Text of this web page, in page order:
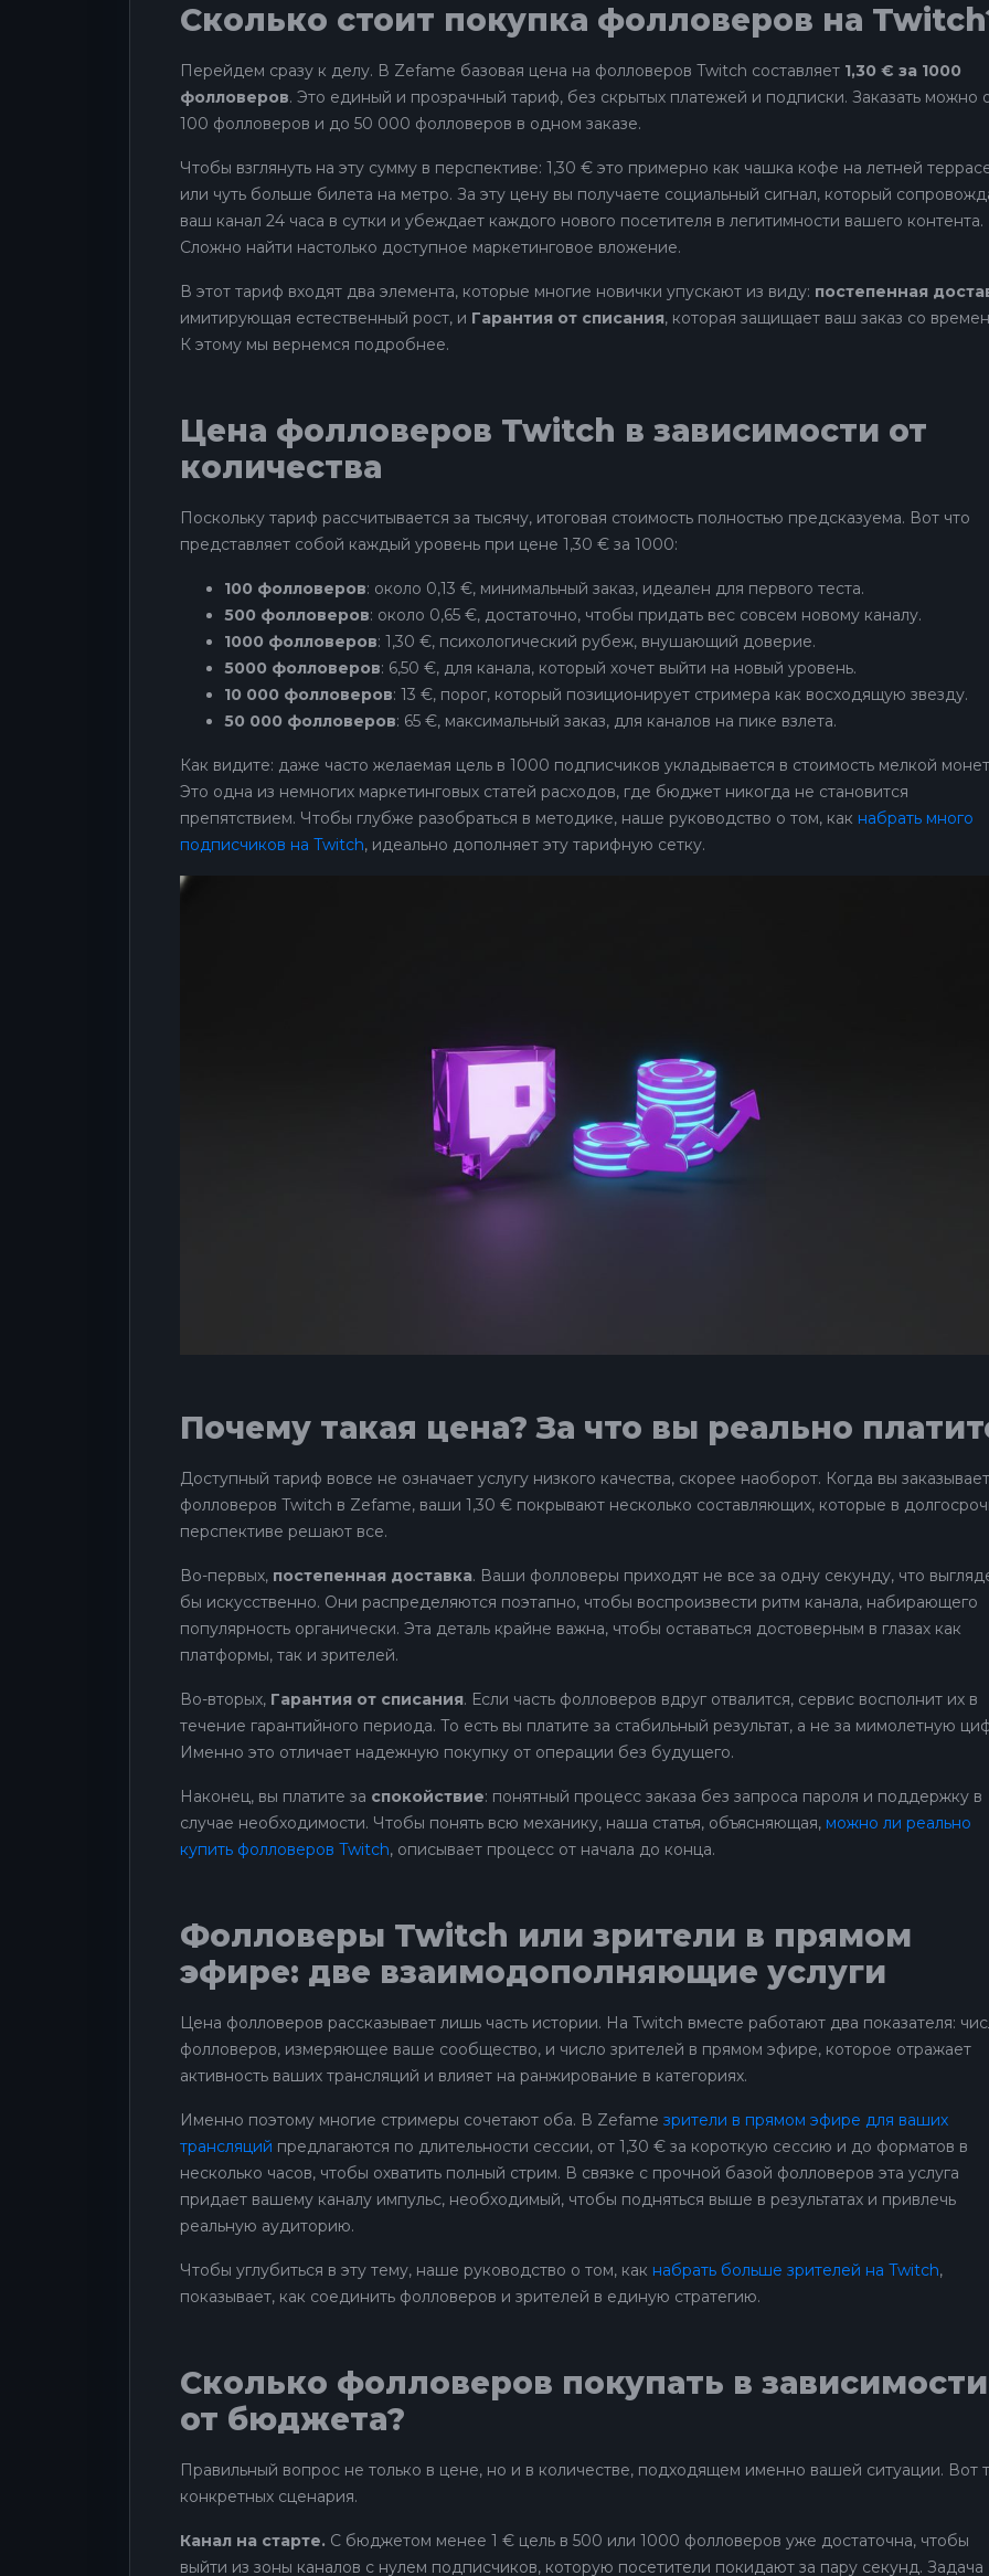
Сколько стоит покупка фолловеров на
Перейдем сразу к делу. В Zefame базовая цена на фолловеров Twitch составляет 1,30 € за 1000
фолловеров. Это единый и прозрачный тариф, без скрытых платежей и подписки. Заказать можно
100 фолловеров и до 50 000 фолловеров в одном заказе.
Чтобы взглянуть на эту сумму в перспективе: 1,30 € это примерно как чашка кофе на летней
или чуть больше билета на метро. За эту цену вы получаете социальный сигнал, который
ваш канал 24 часа в сутки и убеждает каждого нового посетителя в легитимности вашего контента.
Сложно найти настолько доступное маркетинговое вложение.
В этот тариф входят два элемента, которые многие новички упускают из виду: постепенная
имитирующая естественный рост, и Гарантия от списания, которая защищает ваш заказ со
К этому мы вернемся подробнее.
Цена фолловеров Twitch в зависимости от
количества
Поскольку тариф рассчитывается за тысячу, итоговая стоимость полностью предсказуема. Вот что
представляет собой каждый уровень при цене 1,30 € за 1000:
100 фолловеров: около 0,13 €, минимальный заказ, идеален для первого теста.
500 фолловеров: около 0,65 €, достаточно, чтобы придать вес совсем новому каналу.
1000 фолловеров: 1,30 €, психологический рубеж, внушающий доверие.
5000 фолловеров: 6,50 €, для канала, который хочет выйти на новый уровень.
10 000 фолловеров: 13 €, порог, который позиционирует стримера как восходящую звезду.
50 000 фолловеров: 65 €, максимальный заказ, для каналов на пике взлета.
Как видите: даже часто желаемая цель в 1000 подписчиков укладывается в стоимость мелкой
Это одна из немногих маркетинговых статей расходов, где бюджет никогда не становится
препятствием. Чтобы глубже разобраться в методике, наше руководство о том, как набрать много
подписчиков на Twitch, идеально дополняет эту тарифную сетку.
Почему такая цена? За что вы реально
Доступный тариф вовсе не означает услугу низкого качества, скорее наоборот. Когда вы
фолловеров Twitch в Zefame, ваши 1,30 € покрывают несколько составляющих, которые в
перспективе решают все.
Во-первых, постепенная доставка. Ваши фолловеры приходят не все за одну секунду, что
бы искусственно. Они распределяются поэтапно, чтобы воспроизвести ритм канала, набирающего
популярность органически. Эта деталь крайне важна, чтобы оставаться достоверным в глазах как
платформы, так и зрителей.
Во-вторых, Гарантия от списания. Если часть фолловеров вдруг отвалится, сервис восполнит их в
течение гарантийного периода. То есть вы платите за стабильный результат, а не за мимолетную
Именно это отличает надежную покупку от операции без будущего.
Наконец, вы платите за спокойствие: понятный процесс заказа без запроса пароля и поддержку в
случае необходимости. Чтобы понять всю механику, наша статья, объясняющая, можно ли реально
купить фолловеров Twitch, описывает процесс от начала до конца.
Фолловеры Twitch или зрители в прямом
эфире: две взаимодополняющие услуги
Цена фолловеров рассказывает лишь часть истории. На Twitch вместе работают два показателя:
фолловеров, измеряющее ваше сообщество, и число зрителей в прямом эфире, которое отражает
активность ваших трансляций и влияет на ранжирование в категориях.
Именно поэтому многие стримеры сочетают оба. В Zefame зрители в прямом эфире для ваших
трансляций предлагаются по длительности сессии, от 1,30 € за короткую сессию и до форматов в
несколько часов, чтобы охватить полный стрим. В связке с прочной базой фолловеров эта услуга
придает вашему каналу импульс, необходимый, чтобы подняться выше в результатах и привлечь
реальную аудиторию.
Чтобы углубиться в эту тему, наше руководство о том, как набрать больше зрителей на Twitch,
показывает, как соединить фолловеров и зрителей в единую стратегию.
Сколько фолловеров покупать в зависимости
от бюджета?
Правильный вопрос не только в цене, но и в количестве, подходящем именно вашей ситуации. Вот
конкретных сценария.
Канал на старте. С бюджетом менее 1 € цель в 500 или 1000 фолловеров уже достаточна, чтобы
выйти из зоны каналов с нулем подписчиков, которую посетители покидают за пару секунд. Задача